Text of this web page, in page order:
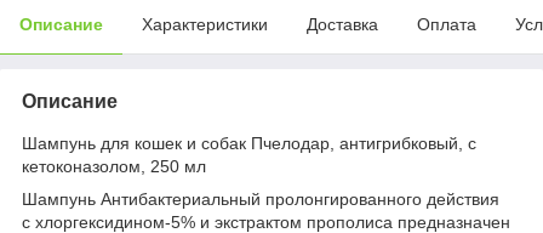
Описание Характеристики Доставка Оплата
Описание
Шампунь для кошек и собак Пчелодар, антигрибковый, с
кетоконазолом, 250 мл
Шампунь Антибактериальный пролонгированного действия
с хлоргексидином-5% и экстрактом прополиса предназначен